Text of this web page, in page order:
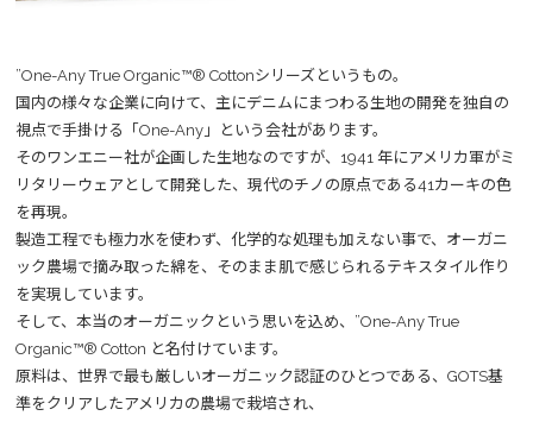
”One-Any True Organic™® Cottonシリーズというもの。
国内の様々な企業に向けて、主にデニムにまつわる生地の開発を独自の
視点で手掛ける「One-Any」という会社があります。
そのワンエニー社が企画した生地なのですが、1941 年にアメリカ軍がミ
リタリーウェアとして開発した、現代のチノの原点である41カーキの色
を再現。
製造工程でも極力水を使わず、化学的な処理も加えない事で、オーガニ
ック農場で摘み取った綿を、そのまま肌で感じられるテキスタイル作り
を実現しています。
そして、本当のオーガニックという思いを込め、”One-Any True
Organic™® Cotton と名付けています。
原料は、世界で最も厳しいオーガニック認証のひとつである、GOTS基
準をクリアしたアメリカの農場で栽培され、